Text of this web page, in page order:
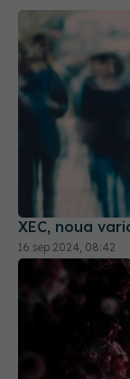
XEC, noua
16 sep 2024, 08:42